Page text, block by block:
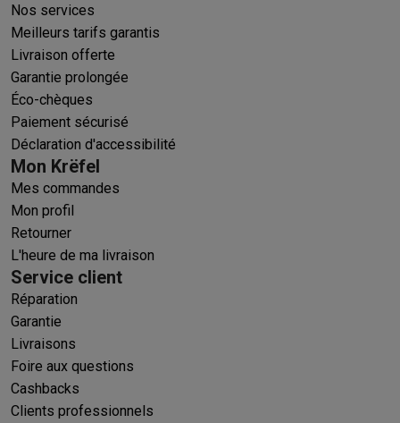
Nos services
Meilleurs tarifs garantis
Livraison offerte
Garantie prolongée
Éco-chèques
Paiement sécurisé
Déclaration d'accessibilité
Mon Krëfel
Mes commandes
Mon profil
Retourner
L'heure de ma livraison
Service client
Réparation
Garantie
Livraisons
Foire aux questions
Cashbacks
Clients professionnels